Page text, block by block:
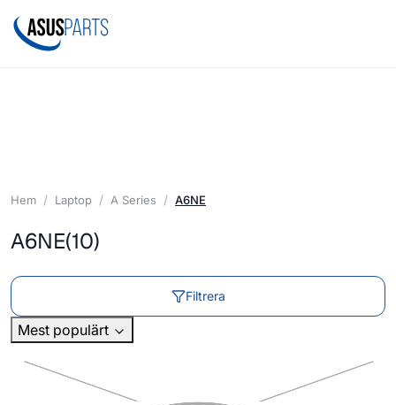
Hem Laptop A Series A6NE
A6NE(10)
Filtrera
Mest populärt